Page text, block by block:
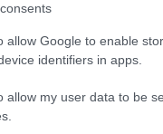
allow Google to enable
identifiers in apps.
allow my user data to be